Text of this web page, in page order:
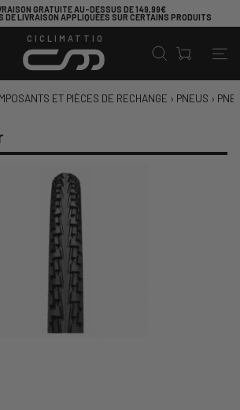
GRATUITE AU-DESSUS DE 149,99€
DE LIVRAISON APPLIQUÉES SUR CERTAINS PRODUITS
CICLIMATTIO
ET PIÈCES DE RECHANGE › PNEUS ›